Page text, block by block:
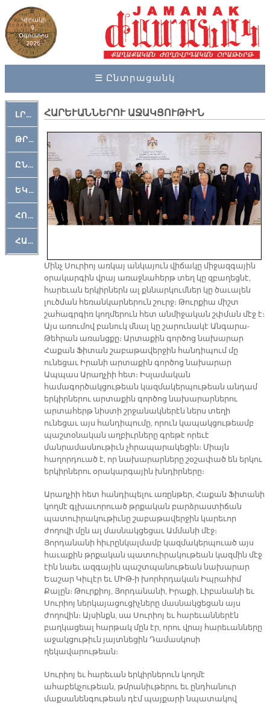
Կիրակի
9,
Օգոստոս
2026
☰ Ընտրացանկ
ԼՐԱՀՈՍ
ԹՐՔԱՀԱՅ ԿԵԱՆՔ
ԸՆԿԵՐԱՄՇԱԿՈՒԹԱՅԻՆ
ԵԿԵՂԵՑԱԿԱՆ
ՀՈԳԵՄՏԱՒՈՐ
ՀԱՐԹԱԿ
ՀԱՐԵՒԱՆՆԵՐՈՒ ԱՋԱԿՑՈՒԹԻՒՆ
Մինչ Սուրիոյ առկայ անկայուն վիճակը միջազգային
օրակարգին վրայ առաջնահերթ տեղ կը զբաղեցնէ,
հարեւան երկիրներն ալ քննարկումներ կը ծաւալեն
լուծման հեռանկարներուն շուրջ։ Թուրքիա միշտ
շահագրգիռ կողմերուն հետ անմիջական շփման մէջ է։
Այս առումով բանուկ մնալ կը շարունակէ Անգարա-
Թեհրան առանցքը։ Արտաքին գործոց նախարար
Հաքան Ֆիտան շաբաթավերջին հանդիպում մը
ունեցաւ Իրանի արտաքին գործոց նախարար
Ապպաս Արաղչիի հետ։ Իսլամական
համագործակցութեան կազմակերպութեան անդամ
երկիրներու արտաքին գործոց նախարարներու
արտահերթ նիստի շրջանակներէն ներս տեղի
ունեցաւ այս հանդիպումը, որուն կապակցութեամբ
պաշտօնական աղբիւրները գրեթէ որեւէ
մանրամասնութիւն չհրապարակեցին։ Միայն
հաղորդուած է, որ նախարարները շօշափած են երկու
երկիրներու օրակարգային խնդիրները։
Արաղչիի հետ հանդիպելու առընթեր, Հաքան Ֆիտանի
կողմէ գլխաւորուած թրքական բարձրաստիճան
պատուիրակութիւնը շաբաթավերջին կարեւոր
ժողովի մըն ալ մասնակցեցաւ Ամմանի մէջ։
Յորդանանի հիւրընկալմամբ կազմակերպուած այս
հաւաքին թրքական պատուիրակութեան կազմին մէջ
էին նաեւ ազգային պաշտպանութեան նախարար
Եաշար Կիւլէր եւ ՄԻԹ-ի խորհրդական Իպրահիմ
Քալըն։ Թուրքիոյ, Յորդանանի, Իրաքի, Լիբանանի եւ
Սուրիոյ ներկայացուցիչները մասնակցեցան այս
ժողովին։ Այսինքն, սա Սուրիոյ եւ հարեւաններէն
բաղկացեալ հարթակ մըն էր, որու վրայ հարեւանները
աջակցութիւն յայտնեցին Դամասկոսի
ղեկավարութեան։
Սուրիոյ եւ հարեւան երկիրներուն կողմէ
ահաբեկչութեան, թմրանիւթերու եւ ընդհանուր
մաքսանենգութեան դէմ պայքարի նպատակով